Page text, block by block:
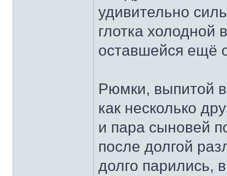
удивительно
глотка холодной
оставшейся ещё
Рюмки, выпитой
как несколько
и пара сыновей
после долгой
долго парились,